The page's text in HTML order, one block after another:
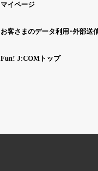
マイページ
お客さまのデータ利用･外部送
Fun! J:COMトップ